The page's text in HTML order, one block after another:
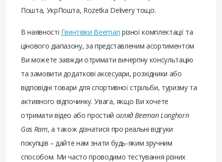
Пошта, УкрПошта, Rozetka Delivery тощо.
В наявності Гвинтівки Beeman різної комплектації та
цінового діапазону, за представленим асортиментом
Ви можете завжди отримати вичерпну консультацію
та замовити додаткові аксесуари, розхідники або
відповідні товари для спортивної стрільби, туризму та
активного відпочинку. Увага, якщо Ви хочете
отримати відео або простий огляд Beeman Longhorn
Gas Ram, а також дізнатися про реальні відгуки
покупців – дайте нам знати будь-яким зручним
способом. Ми часто проводимо тестування різних